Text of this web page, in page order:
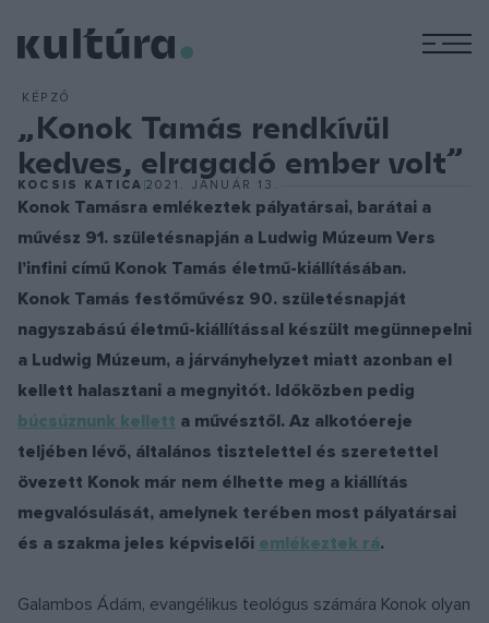
KÉPZŐ
„Konok Tamás rendkívül
kedves, elragadó ember volt”
KOCSIS KATICA 2021. JANUÁR 13.
Konok Tamásra emlékeztek pályatársai, barátai a
művész 91. születésnapján a Ludwig Múzeum Vers
l’infini című Konok Tamás életmű-kiállításában.
Konok Tamás festőművész 90. születésnapját
nagyszabású életmű-kiállítással készült megünnepelni
a Ludwig Múzeum, a járványhelyzet miatt azonban el
kellett halasztani a megnyitót. Időközben pedig
búcsúznunk kellett a művésztől. Az alkotóereje
teljében lévő, általános tisztelettel és szeretettel
övezett Konok már nem élhette meg a kiállítás
megvalósulását, amelynek terében most pályatársai
és a szakma jeles képviselői emlékeztek rá.
Galambos Ádám, evangélikus teológus számára Konok olyan